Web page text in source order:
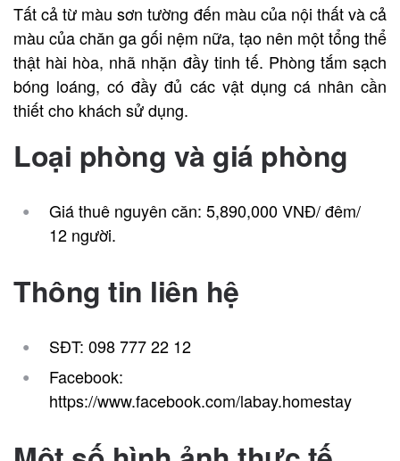
Tất cả từ màu sơn tường đến màu của nội thất và cả
màu của chăn ga gối nệm nữa, tạo nên một tổng thể
thật hài hòa, nhã nhặn đầy tinh tế. Phòng tắm sạch
bóng loáng, có đầy đủ các vật dụng cá nhân cần
thiết cho khách sử dụng.
Loại phòng và giá phòng
Giá thuê nguyên căn: 5,890,000 VNĐ/ đêm/
12 người.
Thông tin liên hệ
SĐT: 098 777 22 12
Facebook:
https://www.facebook.com/labay.homestay